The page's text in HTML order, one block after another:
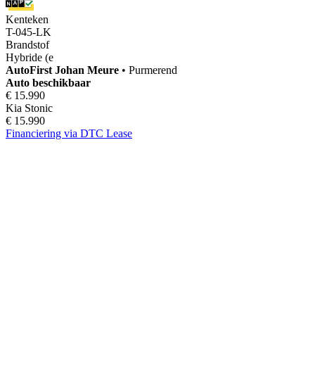
Kenteken
T-045-LK
Brandstof
Hybride (e
AutoFirst Johan Meure • Purmerend
Auto beschikbaar
€ 15.990
Kia Stonic
€ 15.990
Financiering via DTC Lease